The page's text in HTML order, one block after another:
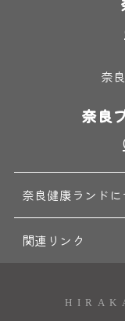
その他施設
奈
奈良
奈良健康ランドに
関連リンク